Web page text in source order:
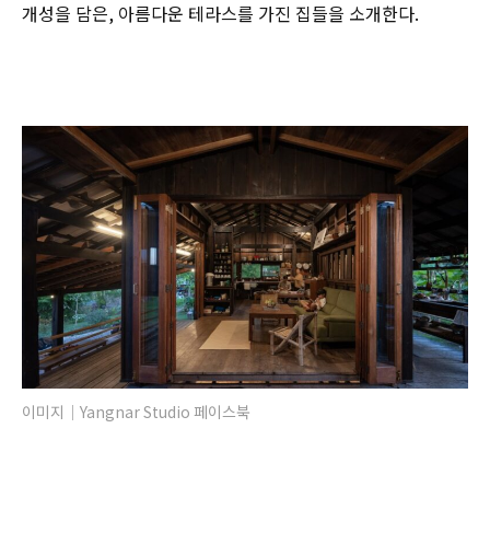
개성을 담은, 아름다운 테라스를 가진 집들을 소개한다.
이미지｜Yangnar Studio 페이스북